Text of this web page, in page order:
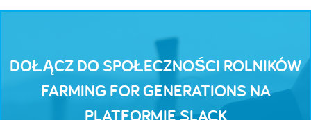
DOŁĄCZ DO SPOŁECZNOŚCI ROLNIKÓW
FARMING FOR GENERATIONS NA